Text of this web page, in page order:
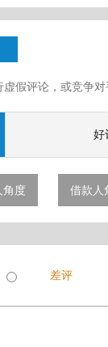
假评论，或竞争
好
角度 借款人
差评